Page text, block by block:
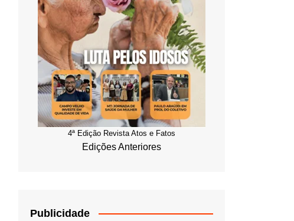
4ª Edição Revista Atos e Fatos
Edições Anteriores
Publicidade